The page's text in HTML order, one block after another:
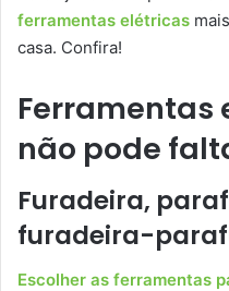
ferramentas elétricas
casa. Confira!
Ferramentas
não pode
Furadeira,
furadeira-
Escolher as ferramentas